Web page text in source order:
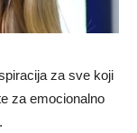
za sve koji
za emocionalno